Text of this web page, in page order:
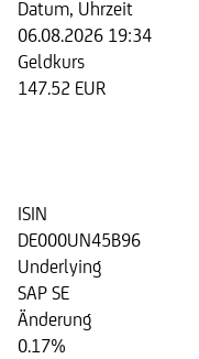
Datum, Uhrzeit
06.08.2026 19:34
Geldkurs
147.52 EUR
ISIN
DE000UN45B96
Underlying
SAP SE
Änderung
0.17%